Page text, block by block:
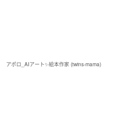
アポロ_AIアート✨絵本作家 (twins-mama)